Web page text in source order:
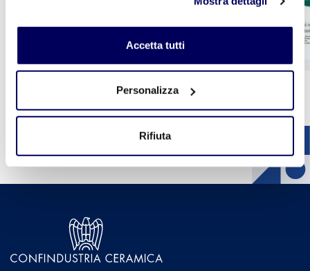
sul tasto "Accetta tutti". Se non vuole i cookie di
profilazione può negare il consenso sul tasto "Rifiuta".
Accetta tutti
Personalizza
Rifiuta
1 2345